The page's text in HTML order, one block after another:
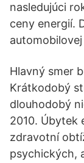
nasledujúci
ceny energií.
Hlavný smer
Krátkodobý
dlouhodobý
2010. Úbytek
zdravotní
psychických,